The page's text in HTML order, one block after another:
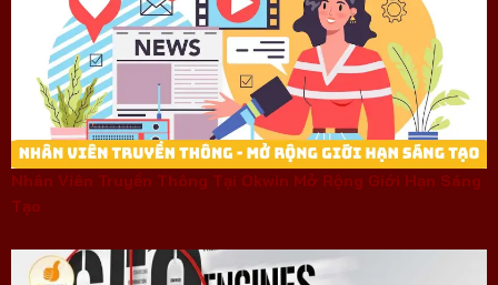
Nhân Viên Truyền Thông Tại Okwin Mở Rộng Giới Hạn Sáng
Tạo